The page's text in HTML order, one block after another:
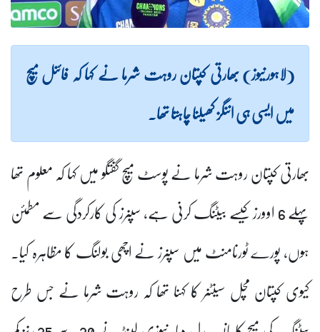
(لاہورنیوز) بھارتی کپتان روہت شرما نے کہا کہ فائنل میچ
میں ایسی ہی اننگز کھیلنا چاہتا تھا۔
بھارتی کپتان روہت شرما نے پوسٹ میچ گفتگو میں کہا کہ معلوم تھا
پہلے 6 اوورز کیسے بیٹنگ کرنی ہے، سپنرز کی کارکردگی سے مطمئن
ہوں، پورے ٹورنامنٹ میں سپنرز نے اچھی بولنگ کا مظاہرہ کیا۔
کیوی کپتان مچل سینٹنر کا کہنا تھا کہ روہت شرما نے جس طرح